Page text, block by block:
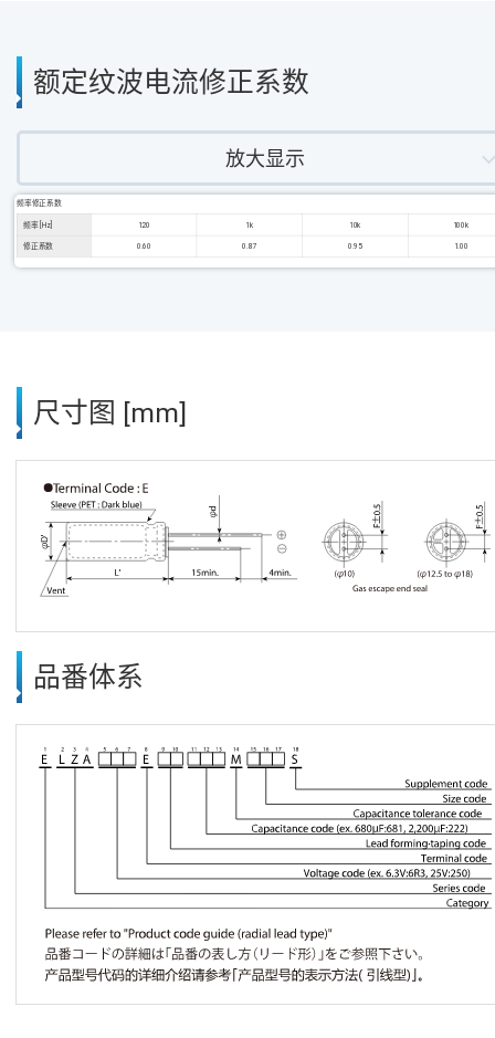
额定纹波电流修正系数
放大显示
频率修正系数
频率 [Hz] 120 1k 10k 100k
修正系数 0.60 0.87 0.95 1.00
尺寸图 [mm]
品番体系